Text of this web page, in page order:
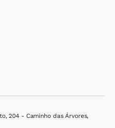
204 - Caminho das Árvores,